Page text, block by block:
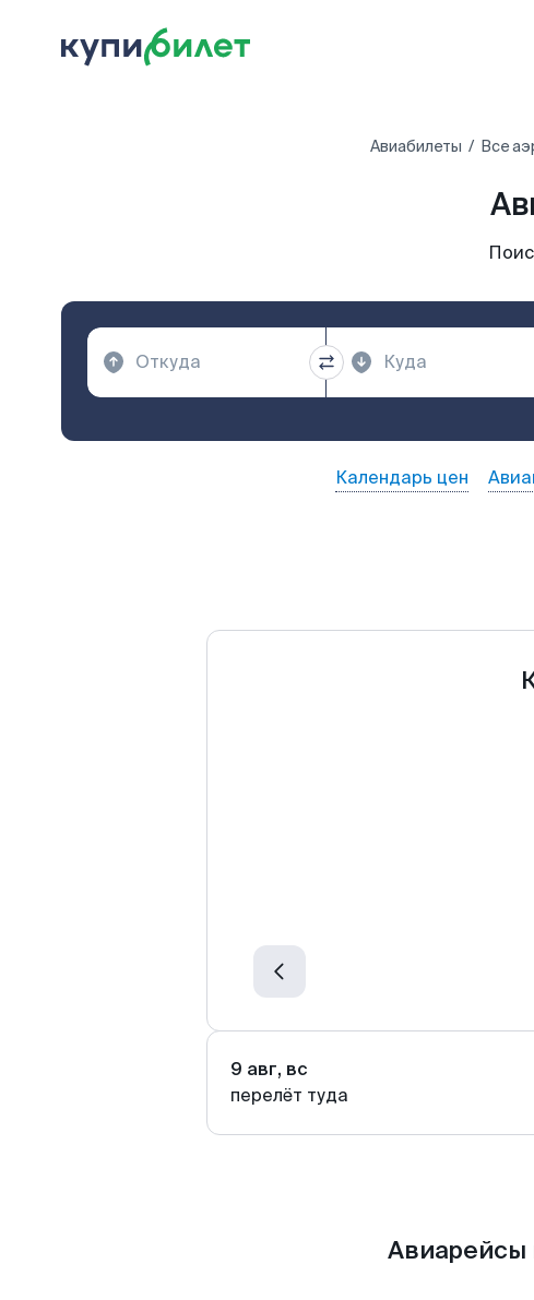
Авиабилеты Все
Календарь цен
9 авг, вс
перелёт туда
Авиарейсы